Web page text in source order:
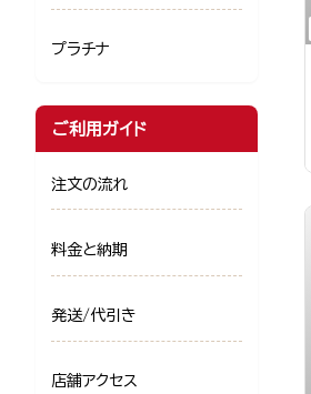
プラチナ
ご利用ガイド
注文の流れ
料金と納期
発送/代引き
店舗アクセス